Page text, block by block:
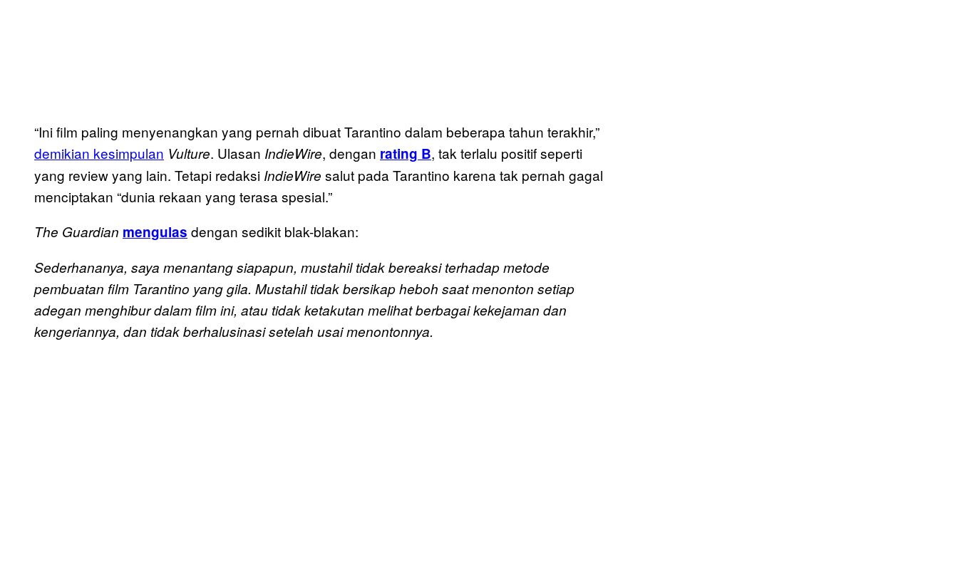
“Ini film paling menyenangkan yang pernah dibuat Tarantino dalam beberapa tahun terakhir,”
demikian kesimpulan Vulture. Ulasan IndieWire, dengan rating B, tak terlalu positif seperti
yang review yang lain. Tetapi redaksi IndieWire salut pada Tarantino karena tak pernah gagal
menciptakan “dunia rekaan yang terasa spesial.”
The Guardian mengulas dengan sedikit blak-blakan:
Sederhananya, saya menantang siapapun, mustahil tidak bereaksi terhadap metode
pembuatan film Tarantino yang gila. Mustahil tidak bersikap heboh saat menonton setiap
adegan menghibur dalam film ini, atau tidak ketakutan melihat berbagai kekejaman dan
kengeriannya, dan tidak berhalusinasi setelah usai menontonnya.